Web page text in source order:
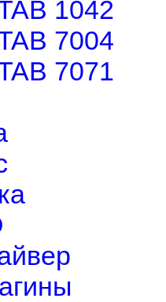
1042
7004
7071